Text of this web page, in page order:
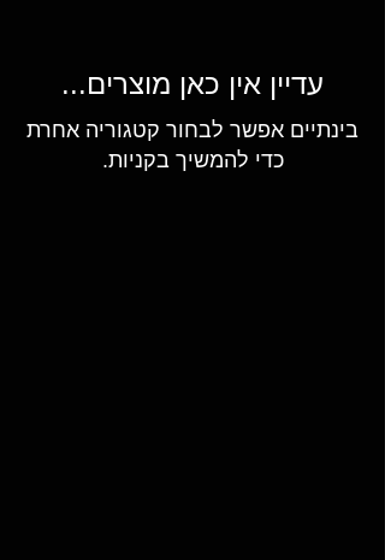
עדיין אין כאן מוצרים...
בינתיים אפשר לבחור קטגוריה אחרת
כדי להמשיך בקניות.